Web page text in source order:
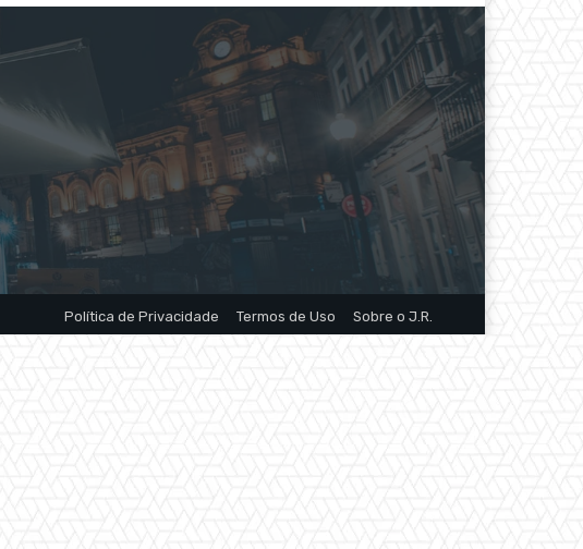
Política de Privacidade Termos de Uso Sobre o J.R.